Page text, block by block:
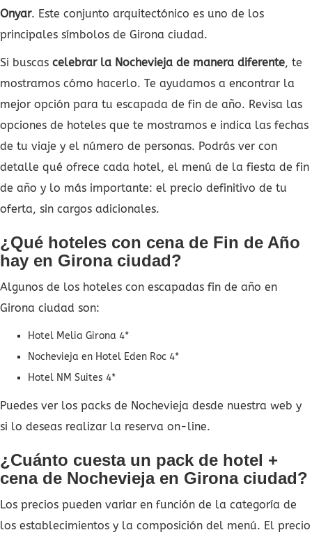
Onyar. Este conjunto arquitectónico es uno de los
principales símbolos de Girona ciudad.
Si buscas celebrar la Nochevieja de manera diferente, te
mostramos cómo hacerlo. Te ayudamos a encontrar la
mejor opción para tu escapada de fin de año. Revisa las
opciones de hoteles que te mostramos e indica las fechas
de tu viaje y el número de personas. Podrás ver con
detalle qué ofrece cada hotel, el menú de la fiesta de fin
de año y lo más importante: el precio definitivo de tu
oferta, sin cargos adicionales.
¿Qué hoteles con cena de Fin de Año
hay en Girona ciudad?
Algunos de los hoteles con escapadas fin de año en
Girona ciudad son:
Hotel Melia Girona 4*
Nochevieja en Hotel Eden Roc 4*
Hotel NM Suites 4*
Puedes ver los packs de Nochevieja desde nuestra web y
si lo deseas realizar la reserva on-line.
¿Cuánto cuesta un pack de hotel +
cena de Nochevieja en Girona ciudad?
Los precios pueden variar en función de la categoría de
los establecimientos y la composición del menú. El precio